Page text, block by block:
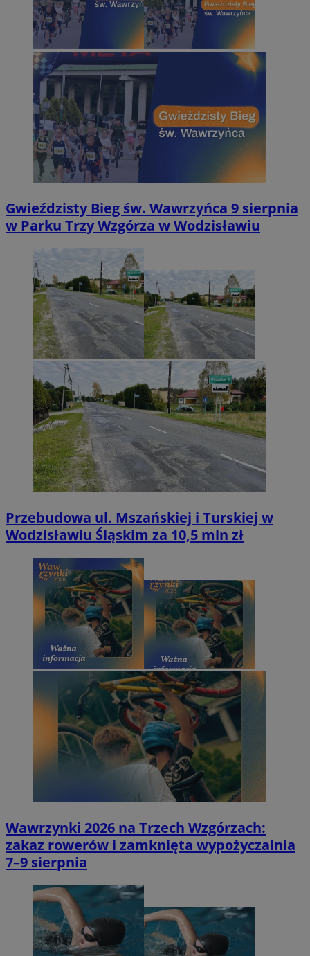
Gwieździsty Bieg św. Wawrzyńca 9 sierpnia
w Parku Trzy Wzgórza w Wodzisławiu
Przebudowa ul. Mszańskiej i Turskiej w
Wodzisławiu Śląskim za 10,5 mln zł
Wawrzynki 2026 na Trzech Wzgórzach:
zakaz rowerów i zamknięta wypożyczalnia
7–9 sierpnia